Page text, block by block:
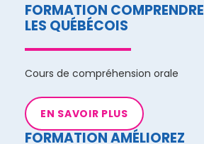
FORMATION COMPRENDRE
LES QUÉBÉCOIS
Cours de compréhension orale
EN SAVOIR PLUS
FORMATION AMÉLIOREZ